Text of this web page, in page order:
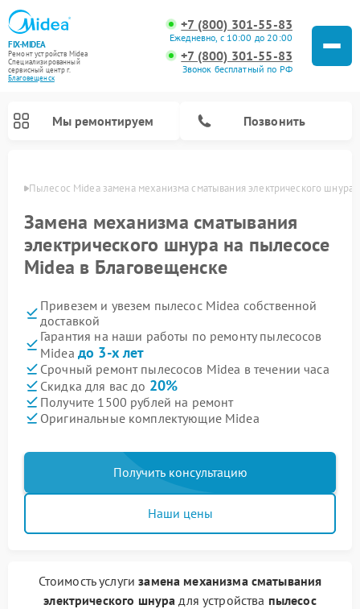
FIX-MIDEA
Ремонт устройств Midea
Специализированный
cервисный центр г.
Благовещенск
+7 (800) 301-55-83
Ежедневно, с 10:00 до 20:00
+7 (800) 301-55-83
Звонок бесплатный по РФ
Мы ремонтируем Позвонить
Пылесос Midea замена механизма сматывания электрического шнура
Замена механизма сматывания
электрического шнура на пылесосе
Midea в Благовещенске
Привезем и увезем пылесос Midea собственной
доставкой
Гарантия на наши работы по ремонту пылесосов
Midea до 3-х лет
Срочный ремонт пылесосов Midea в течении часа
Скидка для вас до 20%
Получите 1500 рублей на ремонт
Оригинальные комплектующие Midea
Получить консультацию
Наши цены
Стоимость услугизамена механизма сматывания
электрического шнура для устройства пылесос